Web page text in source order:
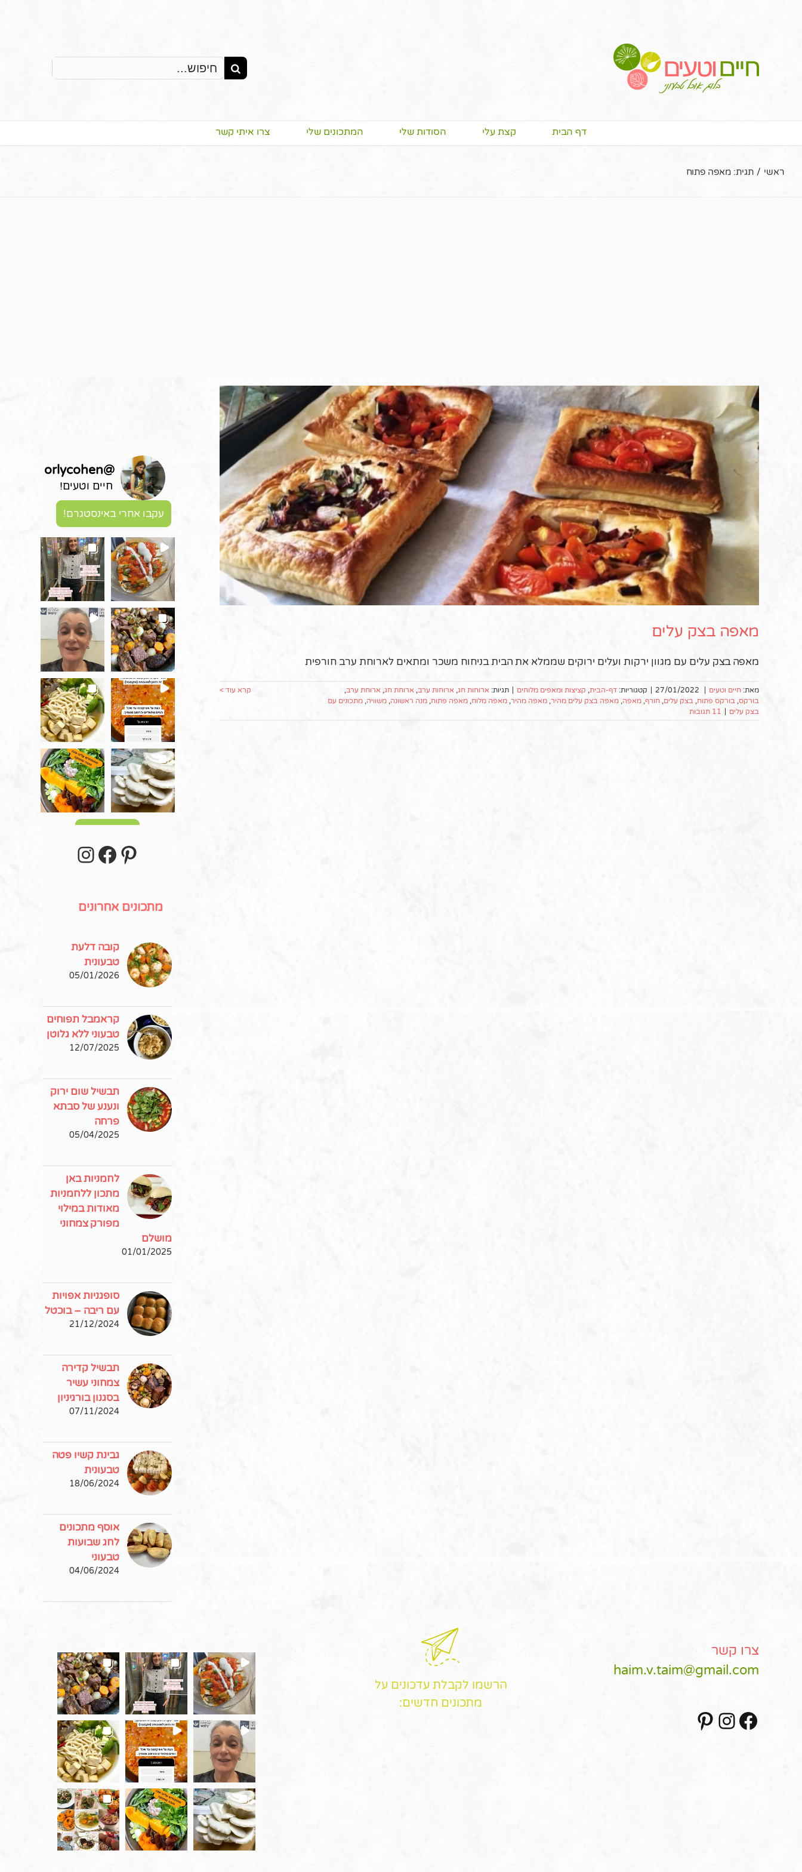
Search
for:
דף הבית קצת עלי הסודות שלי המתכונים שלי צרו איתי קשר
ראשי / תגית: מאפה פתוח
מאפה בצק עלים
מאפה בצק עלים עם מגוון ירקות ועלים ירוקים שממלא את הבית בניחוח משכר ומתאים לארוחת ערב חורפית
מאת: חיים וטעים |
27/01/2022
| קטגוריות: דף-הבית קציצות ומאפים מלוחים | תגיות: ארוחות חג ארוחות ערב ארוחת חג ארוחת ערב
בורקס בורקס פתוח בצק עלים חורף מאפה מאפה בצק עלים מהיר מאפה מהיר מאפה מלוח מאפה פתוח מנה ראשונה משוויה מתכונים עם
בצק עלים | 11 תגובות
קרא עוד >
@
orlycohen
חיים וטעים!
עקבו אחרי באינסטגרם!
Pinterest
מתכונים אחרונים
קובה דלעת
טבעונית
05/01/2026
קראמבל תפוחים
טבעוני ללא גלוטן
12/07/2025
תבשיל שום ירוק
ונענע של סבתא
פרחה
05/04/2025
לחמניות באן
מתכון ללחמניות
מאודות במילוי
מפורק צמחוני
מושלם
01/01/2025
סופגניות אפויות
עם ריבה – בוכטל
21/12/2024
תבשיל קדירה
צמחוני עשיר
בסגנון בורגיניון
07/11/2024
גבינת קשיו פטה
טבעונית
18/06/2024
אוסף מתכונים
לחג שבועות
טבעוני
04/06/2024
צרו קשר
haim.v.taim@gmail.com
Facebook
Instagram
הרשמו לקבלת עדכונים על
מתכונים חדשים: